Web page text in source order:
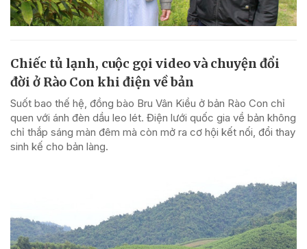
Chiếc tủ lạnh, cuộc gọi video và chuyện đổi
đời ở Rào Con khi điện về bản
Suốt bao thế hệ, đồng bào Bru Vân Kiều ở bản Rào Con chỉ
quen với ánh đèn dầu leo lét. Điện lưới quốc gia về bản không
chỉ thắp sáng màn đêm mà còn mở ra cơ hội kết nối, đổi thay
sinh kế cho bản làng.